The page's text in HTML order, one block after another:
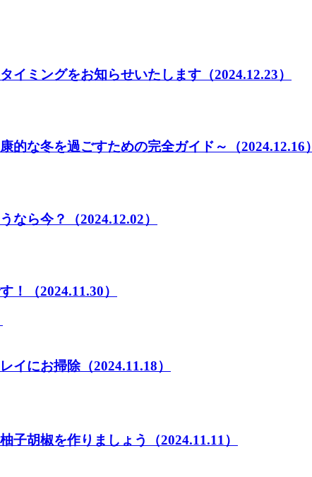
イミングをお知らせいたします （2024.12.23）
的な冬を過ごすための完全ガイド～ （2024.12.16）
なら今？ （2024.12.02）
！ （2024.11.30）
イにお掃除（2024.11.18）
子胡椒を作りましょう （2024.11.11）